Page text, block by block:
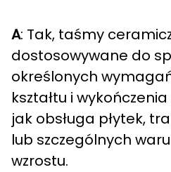
A: Tak, taśmy
dostosowywane do
określonych
kształtu i
jak obsługa płytek,
lub szczególnych
wzrostu.